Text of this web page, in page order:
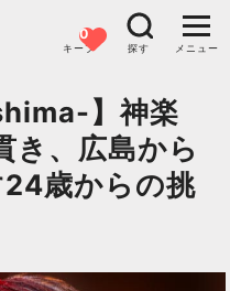
0
キープ 探す メニュー
】神楽
き、広島から
歳からの挑